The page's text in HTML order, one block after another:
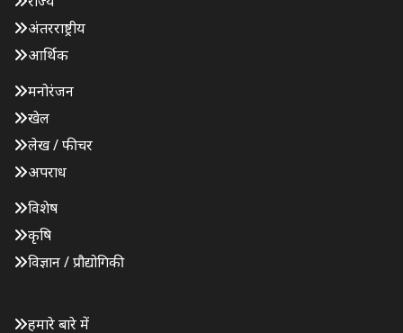
अंतरराष्ट्रीय
आर्थिक
मनोरंजन
खेल
लेख / फीचर
अपराध
विशेष
कृषि
विज्ञान / प्रौद्योगिकी
हमारे बारे में